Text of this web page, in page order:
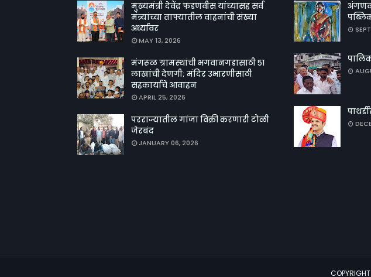
मुख्यमंत्री देवेंद्र फडणवीस यांच्यासह सर्व
मंत्र्यांच्या ताफ्यातील वाहनांची संख्या
अर्ध्यावर
MAY 13, 2026
मंगरूळ ग्रामस्थांची भगवानगडासाठी ५१
लाखांची देणगी; मंदिर उभारणीसाठी
सहकार्याचे आवाहन
APRIL 25, 2026
परराज्यातील गांजा विक्री करणारी टोळी
जेरबंद
JANUARY 06, 2026